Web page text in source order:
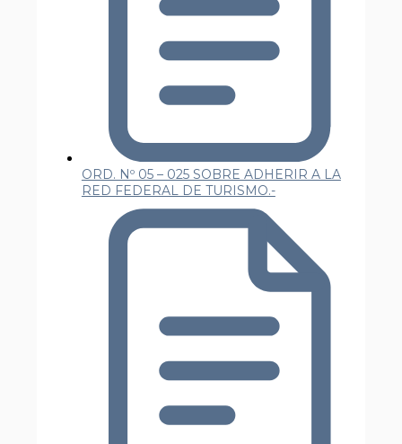
ORD. Nº 05 – 025 SOBRE ADHERIR A LA
RED FEDERAL DE TURISMO.-